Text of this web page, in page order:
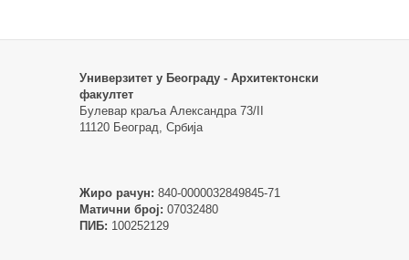
Универзитет у Београду - Архитектонски
факултет
Булевар краља Александра 73/II
11120 Београд, Србија
Жиро рачун: 840-0000032849845-71
Матични број: 07032480
ПИБ: 100252129